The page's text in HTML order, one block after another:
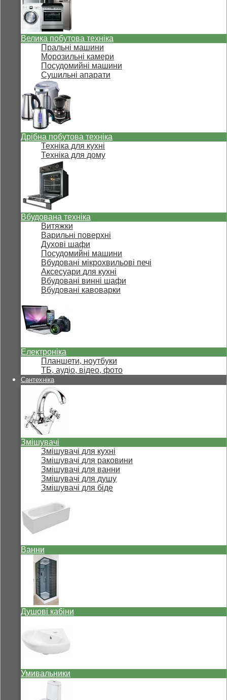
Велика побутова техніка
Пральні машини
Морозильні камери
Посудомийні машини
Сушильні апарати
Дрібна побутова техніка
Техніка для кухні
Техніка для дому
Вбудована техніка
Витяжки
Варильні поверхні
Духові шафи
Посудомийні машини
Вбудовані мікрохвильові печі
Аксесуари для кухні
Вбудовані винні шафи
Вбудовані кавоварки
Електроніка
Планшети, ноутбуки
ТБ, аудіо, відео, фото
Сантехніка
Змішувачі
Змішувачі для кухні
Змішувачі для раковини
Змішувачі для ванни
Змішувачі для душу
Змішувачі для біде
Ванни
Душові кабіни
Умивальники